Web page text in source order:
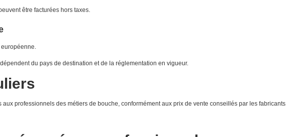
être facturées hors taxes.
du pays de destination et de la réglementation en vigueur.
professionnels des métiers de bouche, conformément aux prix de vente conseillés par les fabricants.